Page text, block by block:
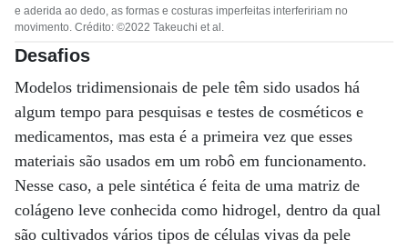
e aderida ao dedo, as formas e costuras imperfeitas interfeririam no
movimento. Crédito: ©2022 Takeuchi et al.
Desafios
Modelos tridimensionais de pele têm sido usados ​​há
algum tempo para pesquisas e testes de cosméticos e
medicamentos, mas esta é a primeira vez que esses
materiais são usados ​​em um robô em funcionamento.
Nesse caso, a pele sintética é feita de uma matriz de
colágeno leve conhecida como hidrogel, dentro da qual
são cultivados vários tipos de células vivas da pele